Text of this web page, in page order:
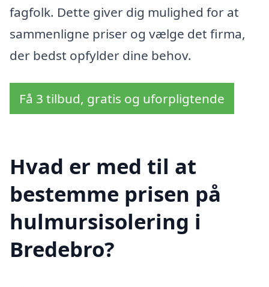
fagfolk. Dette giver dig mulighed for at
sammenligne priser og vælge det firma,
der bedst opfylder dine behov.
Få 3 tilbud, gratis og uforpligtende
Hvad er med til at
bestemme prisen på
hulmursisolering i
Bredebro?